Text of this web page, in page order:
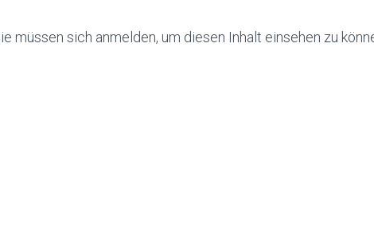
müssen sich anmelden, um diesen Inhalt einsehen zu